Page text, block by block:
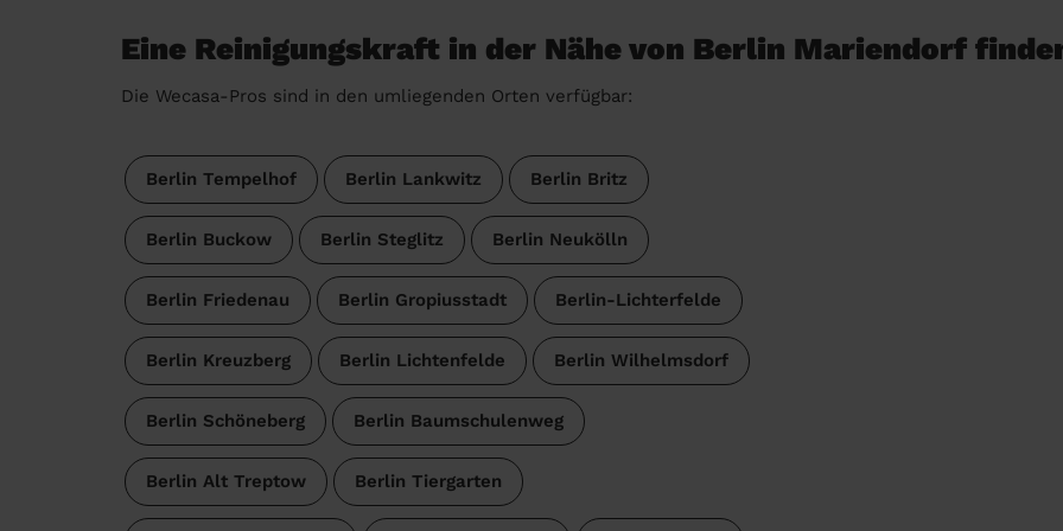
Eine Reinigungskraft in der Nähe von Berlin Mariendorf
Die Wecasa-Pros sind in den umliegenden Orten verfügbar:
Berlin Tempelhof Berlin Lankwitz Berlin Britz
Berlin Buckow Berlin Steglitz Berlin Neukölln
Berlin Friedenau Berlin Gropiusstadt Berlin-Lichterfelde
Berlin Kreuzberg Berlin Lichtenfelde Berlin Wilhelmsdorf
Berlin Schöneberg Berlin Baumschulenweg
Berlin Alt Treptow Berlin Tiergarten